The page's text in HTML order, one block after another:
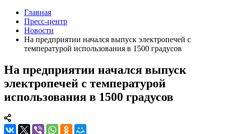
Главная
Пресс-центр
Новости
На предприятии начался выпуск электропечей с
температурой использования в 1500 градусов
На предприятии начался выпуск
электропечей с температурой
использования в 1500 градусов